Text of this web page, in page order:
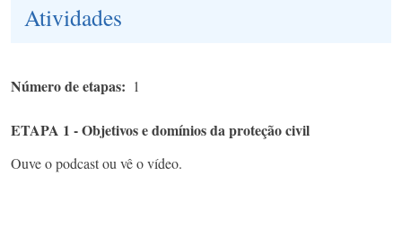
Atividades
Número de etapas 1
ETAPA 1 - Objetivos e domínios da proteção civil
Ouve o podcast ou vê o vídeo.